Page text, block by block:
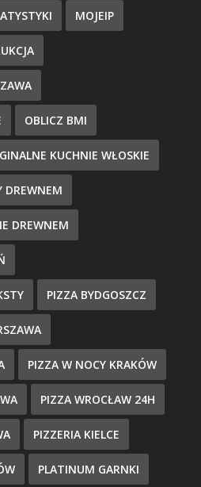
MOJEIP
OBLICZ BMI
KUCHNIE WŁOSKIE
DREWNEM
DREWNEM
PIZZA BYDGOSZCZ
PIZZA W NOCY KRAKÓW
PIZZA WROCŁAW 24H
PIZZERIA KIELCE
PLATINUM GARNKI